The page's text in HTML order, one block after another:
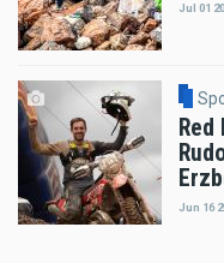
Jul 01
Jun 16